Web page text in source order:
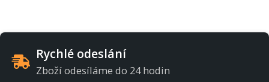
Rychlé odeslání
Zboží odesíláme do 24 hodin